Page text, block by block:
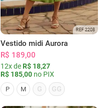
REF 2208
Vestido midi Aurora
R$ 189,00
12x de R$ 18,27
R$ 185,00 no PIX
P M G GG